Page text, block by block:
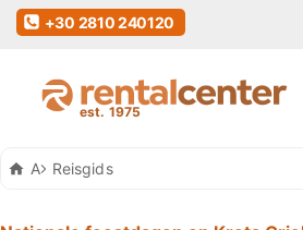
Auto Huren Kreta
Reisgids
+30 2810 240120